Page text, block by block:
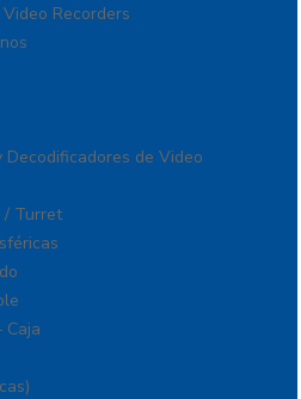
Recorders
Decodificadores de Video
/ Turret
Caja